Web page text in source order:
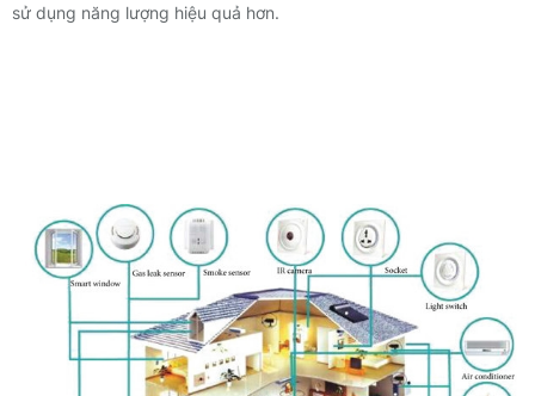
sử dụng năng lượng hiệu quả hơn.